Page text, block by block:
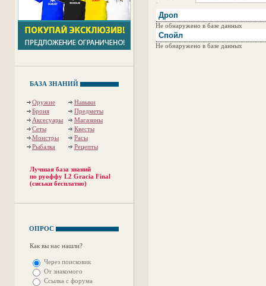
БАЗА ЗНАНИЙ
Оружие
Навыки
Броня
Предметы
Аксесуары
Магазины
Сеты
Квесты
Монстры
Расы
Рыбалка
Рецепты
Лучшая база знаний
по руоффу L2 Gracia Final
(сиськи бесплатно)
ОПРОС
Как вы нас нашли?
Через поисковик
От знакомого
Ссылка с форума
Дроп
Не обнаружено в базе данных
Спойл
Не обнаружено в базе данных